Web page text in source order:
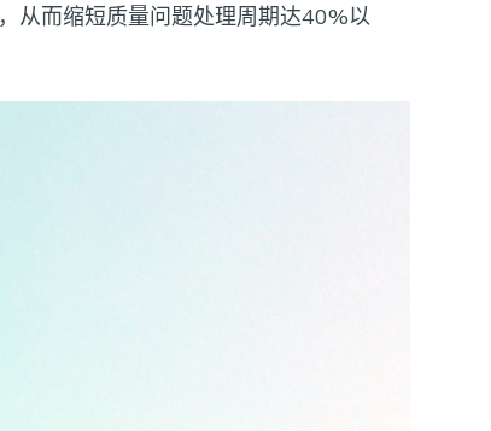
，从而缩短质量问题处理周期达40%以